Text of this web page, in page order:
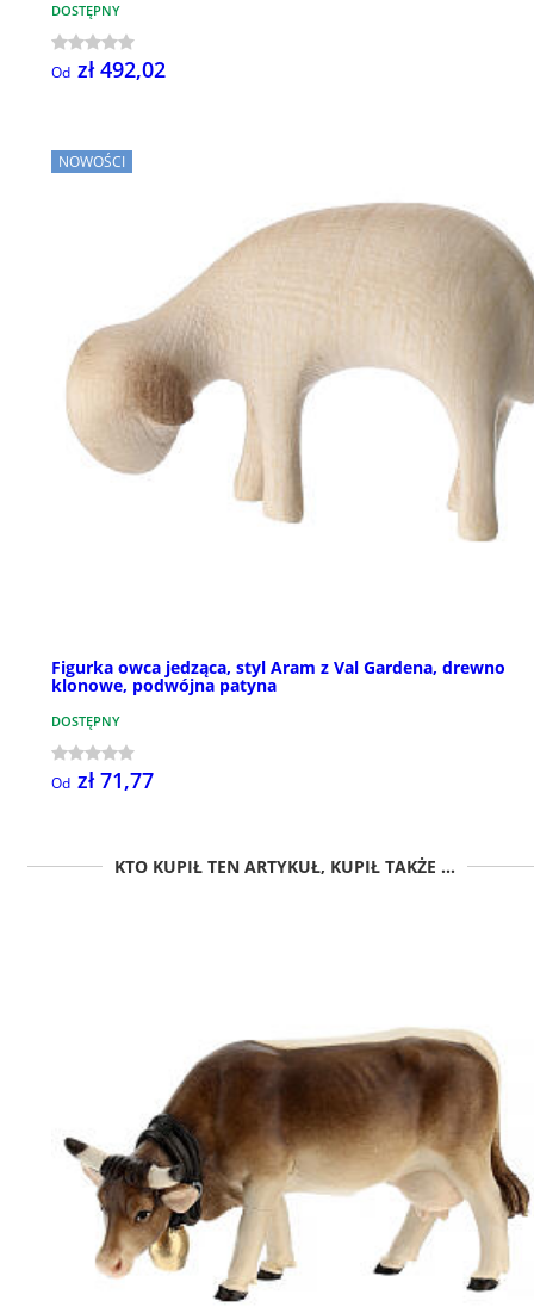
DOSTĘPNY
Od zł 492,02
NOWOŚCI
Figurka owca jedząca, styl Aram z Val Gardena, drewno
klonowe, podwójna patyna
DOSTĘPNY
Od zł 71,77
KTO KUPIŁ TEN ARTYKUŁ, KUPIŁ TAKŻE ...